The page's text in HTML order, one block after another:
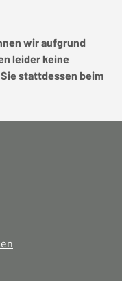
wir aufgrund
leider keine
stattdessen beim